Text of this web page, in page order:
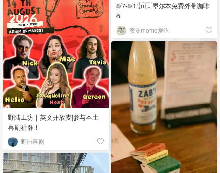
8/7-8/11🇦🇺墨尔本免费外带咖啡
☕
澳洲momo爱吃
野陆工坊｜英文开放麦|参与本土
喜剧社群！
野陆喜剧